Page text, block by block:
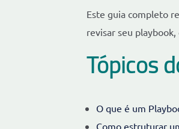
Este guia completo
revisar seu
Tópicos
O que é um
Como estruturar